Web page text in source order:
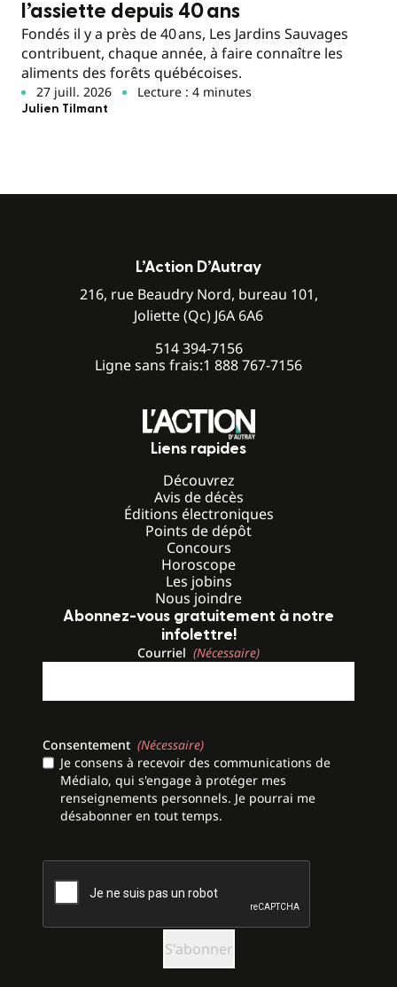
l’assiette depuis 40 ans
Fondés il y a près de 40 ans, Les Jardins Sauvages
contribuent, chaque année, à faire connaître les
aliments des forêts québécoises.
27 juill. 2026 Lecture : 4 minutes
Julien Tilmant
L’Action D’Autray
216, rue Beaudry Nord, bureau 101,
Joliette (Qc) J6A 6A6
514 394-7156
Ligne sans frais:1 888 767-7156
Liens rapides
Découvrez
Avis de décès
Éditions électroniques
Points de dépôt
Concours
Horoscope
Les jobins
Nous joindre
Abonnez-vous gratuitement à notre
infolettre!
Courriel (Nécessaire)
Consentement (Nécessaire)
Je consens à recevoir des communications de
Médialo, qui s'engage à protéger mes
renseignements personnels. Je pourrai me
désabonner en tout temps.
CAPTCHA